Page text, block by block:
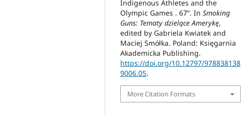
Indigenous Athletes and the
Olympic Games . 67”. In Smoking
Guns: Tematy dzielące Amerykę,
edited by Gabriela Kwiatek and
Maciej Smółka. Poland: Księgarnia
Akademicka Publishing.
https://doi.org/10.12797/978838138
9006.05.
More Citation Formats